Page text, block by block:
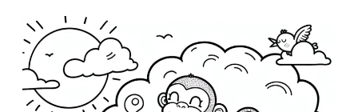
u
b
l
i
c
a